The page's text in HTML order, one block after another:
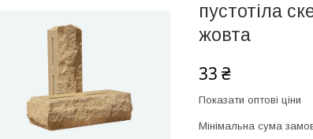
пустотіла
жовта
33 ₴
Показати оптові ціни
Мінімальна сума